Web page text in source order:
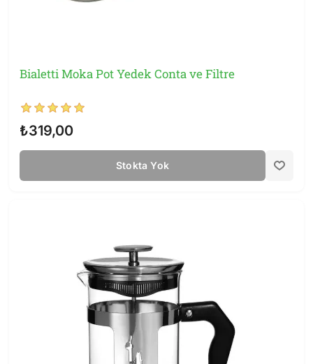
Bialetti Moka Pot Yedek Conta ve Filtre
₺319,00
Stokta Yok